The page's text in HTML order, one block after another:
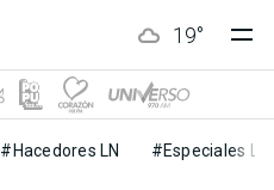
19°
#Hacedores LN #Especiales LN